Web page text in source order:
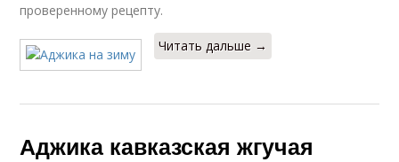
проверенному рецепту.
Читать дальше →
Аджика кавказская жгучая